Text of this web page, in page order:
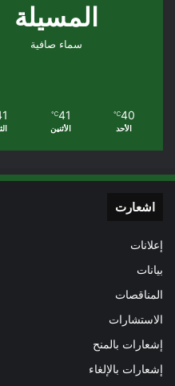
المسيلة
سماء صافية
40
℃
الأحد
41
℃
الأثنين
اشعارت
إعلانات
بيانات
المناقصات
الاستشارات
إشعارات بالمنح
إشعارات بالإلغاء